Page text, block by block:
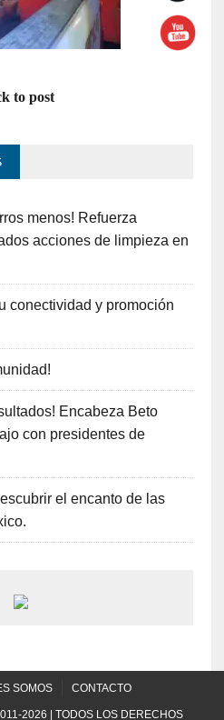
to post
menos! Refuerza
acciones de limpieza en
conectividad y promoción
Encabeza Beto
con presidentes de
el encanto de las
SOMOS CONTACTO
2026 | TODOS LOS DERECHOS